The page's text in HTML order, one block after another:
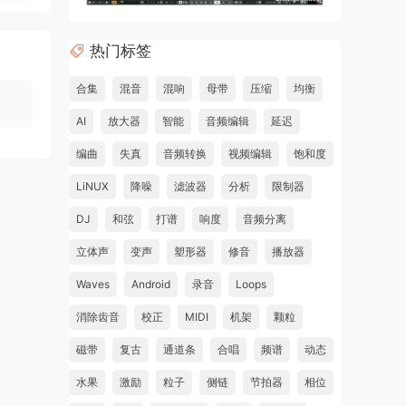
热门标签
合集 混音 混响 母带 压缩 均衡
AI 放大器 智能 音频编辑 延迟
编曲 失真 音频转换 视频编辑 饱和度
LiNUX 降噪 滤波器 分析 限制器
DJ 和弦 打谱 响度 音频分离
立体声 变声 塑形器 修音 播放器
Waves Android 录音 Loops
消除齿音 校正 MIDI 机架 颗粒
磁带 复古 通道条 合唱 频谱 动态
水果 激励 粒子 侧链 节拍器 相位